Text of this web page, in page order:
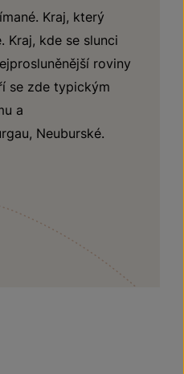
Kraj, který
Kraj, kde se slunci
roviny
se zde typickým
a
Neuburské.